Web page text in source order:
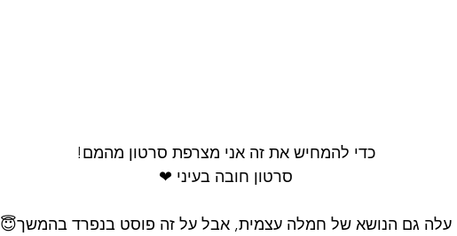
כדי להמחיש את זה אני מצרפת סרטון מהמם!
סרטון חובה בעיני ❤
עלה גם הנושא של חמלה עצמית, אבל על זה פוסט בנפרד בהמשך😇